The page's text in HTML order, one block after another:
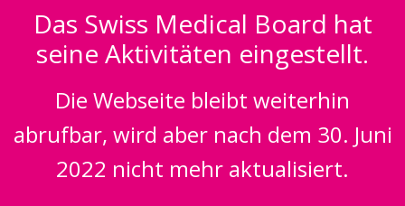
Das Swiss Medical Board hat
seine Aktivitäten eingestellt.
Die Webseite bleibt weiterhin
abrufbar, wird aber nach dem 30. Juni
2022 nicht mehr aktualisiert.